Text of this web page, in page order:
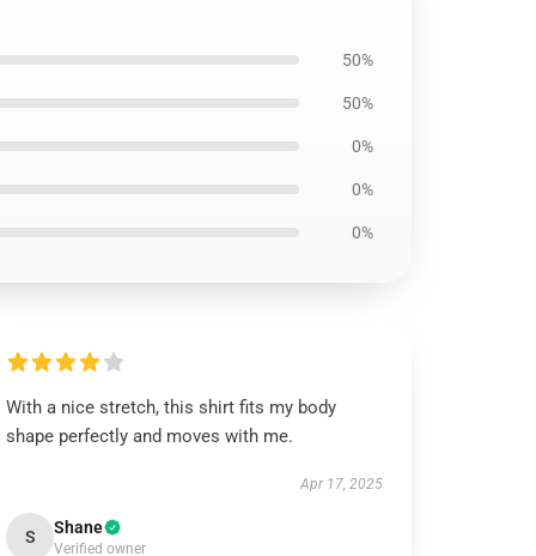
50%
50%
0%
0%
0%
With a nice stretch, this shirt fits my body
shape perfectly and moves with me.
Apr 17, 2025
S Shane
Verified owner